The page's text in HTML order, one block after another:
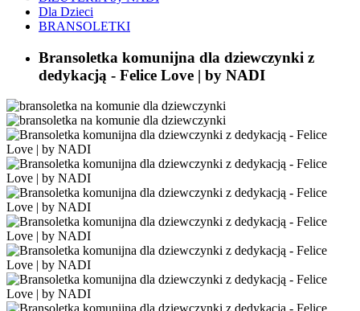
Dla Dzieci
BRANSOLETKI
Bransoletka komunijna dla dziewczynki z
dedykacją - Felice Love | by NADI